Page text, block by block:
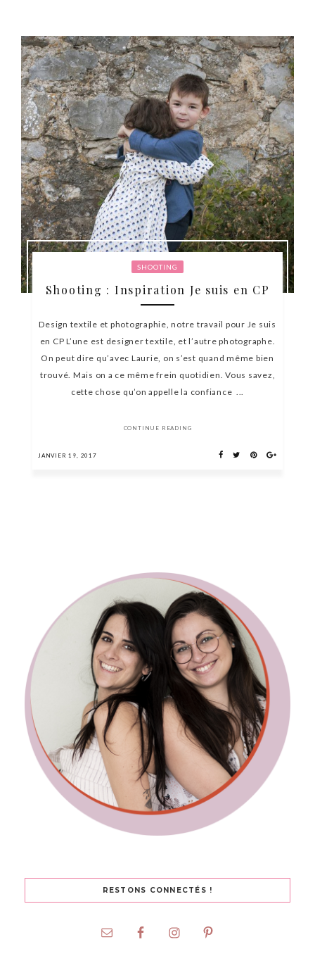
SHOOTING
Shooting : Inspiration Je suis en CP
Design textile et photographie, notre travail pour Je suis
en CP L’une est designer textile, et l’autre photographe.
On peut dire qu’avec Laurie, on s’est quand même bien
trouvé. Mais on a ce même frein quotidien. Vous savez,
cette chose qu’on appelle la confiance ...
CONTINUE READING
JANVIER 19, 2017
RESTONS CONNECTÉS !